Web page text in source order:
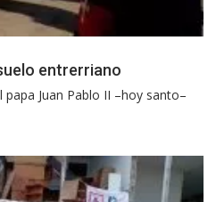
entrerriano
Juan Pablo II –hoy santo–